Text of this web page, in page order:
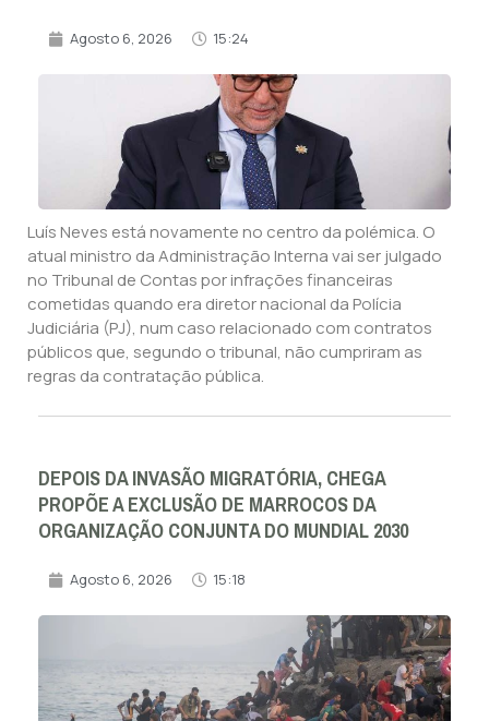
Agosto 6, 2026 15:24
Luís Neves está novamente no centro da polémica. O
atual ministro da Administração Interna vai ser julgado
no Tribunal de Contas por infrações financeiras
cometidas quando era diretor nacional da Polícia
Judiciária (PJ), num caso relacionado com contratos
públicos que, segundo o tribunal, não cumpriram as
regras da contratação pública.
DEPOIS DA INVASÃO MIGRATÓRIA, CHEGA
PROPÕE A EXCLUSÃO DE MARROCOS DA
ORGANIZAÇÃO CONJUNTA DO MUNDIAL 2030
Agosto 6, 2026 15:18